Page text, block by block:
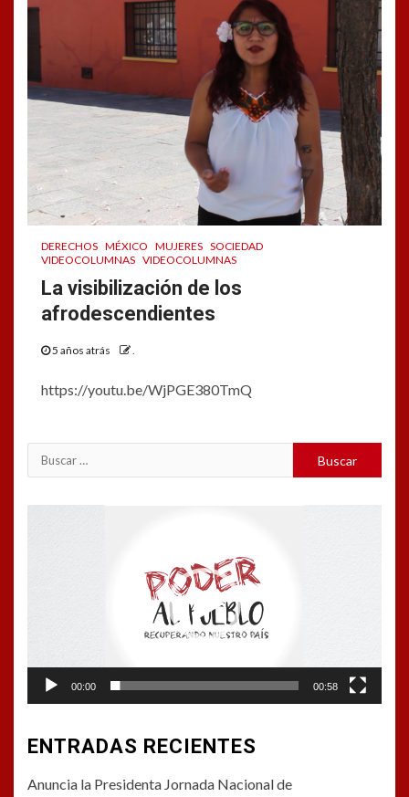
DERECHOS MÉXICO MUJERES SOCIEDAD
VIDEOCOLUMNAS VIDEOCOLUMNAS
La visibilización de los
afrodescendientes
5 años atrás .
https://youtu.be/WjPGE380TmQ
Buscar:
00:00 00:58
ENTRADAS RECIENTES
Anuncia la Presidenta Jornada Nacional de